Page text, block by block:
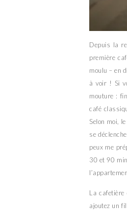
Depuis la
première
moulu – en
à voir ! Si
mouture :
café
Selon moi,
se
peux me
30 et 90
La
ajoutez un